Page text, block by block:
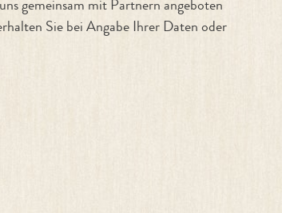
gemeinsam mit Partnern angeboten
Sie bei Angabe Ihrer Daten oder